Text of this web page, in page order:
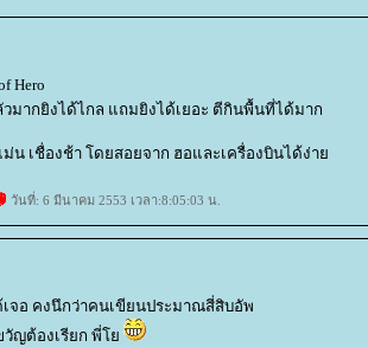
Hero
มากยิงได้ไกล แถมยิงได้เยอะ ตีกินพื้นที่ได้มาก
น เชื่องช้า โดยสอยจาก ฮอและเครื่องบินได้ง่า
วันที่: 6 มีนาคม 2553 เวลา:8:05:03 น.
เจอ คงนึกว่าคนเขียนประมาณสี่สิบอัพ
วัญต้องเรียก พี่